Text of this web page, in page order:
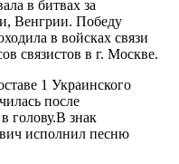
в битвах за
Венгрии. Победу
в войсках связи
связистов в г. Москве.
1 Украинского
после
голову.В знак
исполнил песню